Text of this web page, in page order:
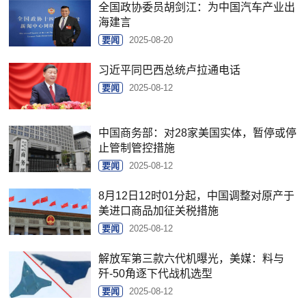
全国政协委员胡剑江：为中国汽车产业出
海建言
要闻 2025-08-20
习近平同巴西总统卢拉通电话
要闻 2025-08-12
中国商务部：对28家美国实体，暂停或停
止管制管控措施
要闻 2025-08-12
8月12日12时01分起，中国调整对原产于
美进口商品加征关税措施
要闻 2025-08-12
解放军第三款六代机曝光，美媒：料与
歼-50角逐下代战机选型
要闻 2025-08-12